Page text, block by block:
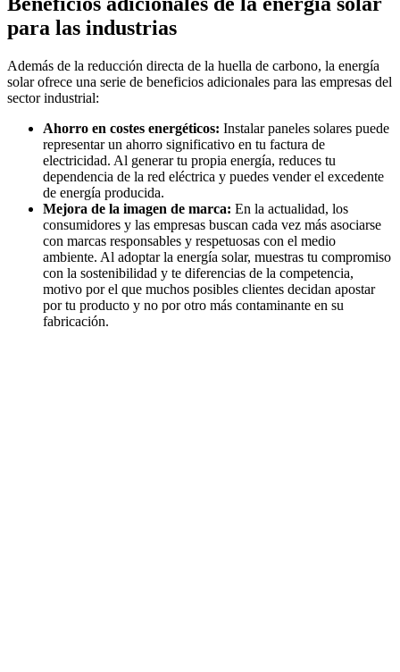
para las industrias
Además de la reducción directa de la huella de carbono, la energía
solar ofrece una serie de beneficios adicionales para las empresas del
sector industrial:
Ahorro en costes energéticos: Instalar paneles solares puede
representar un ahorro significativo en tu factura de
electricidad. Al generar tu propia energía, reduces tu
dependencia de la red eléctrica y puedes vender el excedente
de energía producida.
Mejora de la imagen de marca: En la actualidad, los
consumidores y las empresas buscan cada vez más asociarse
con marcas responsables y respetuosas con el medio
ambiente. Al adoptar la energía solar, muestras tu compromiso
con la sostenibilidad y te diferencias de la competencia,
motivo por el que muchos posibles clientes decidan apostar
por tu producto y no por otro más contaminante en su
fabricación.